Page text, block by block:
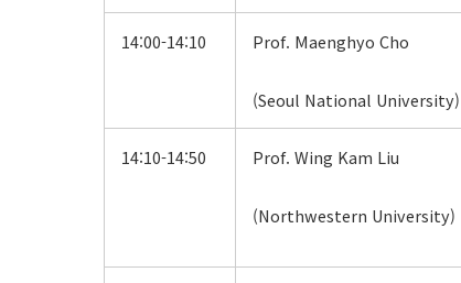
14:00-14:10 Prof. Maenghyo Cho
(Seoul National University)
14:10-14:50 Prof. Wing Kam Liu
(Northwestern University)